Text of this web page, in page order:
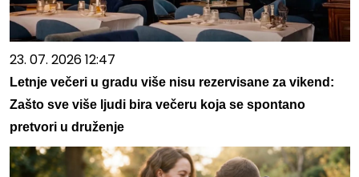
23. 07. 2026 12:47
Letnje večeri u gradu više nisu rezervisane za vikend:
Zašto sve više ljudi bira večeru koja se spontano
pretvori u druženje